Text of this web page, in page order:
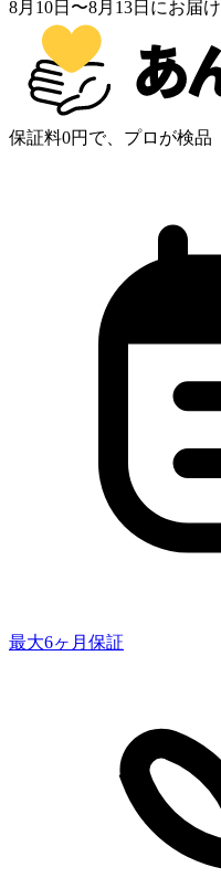
8月10日 〜8月13日 にお届け
保証料0円で、プロが検品
最大6ヶ月保証